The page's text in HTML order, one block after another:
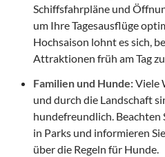
Schiffsfahrpläne und
um Ihre Tagesausflüge
Hochsaison lohnt es sich,
Attraktionen früh am Tag
Familien und Hunde:Viele
und durch die Landschaft
hundefreundlich.
in Parks und informieren
über die Regeln für Hunde.